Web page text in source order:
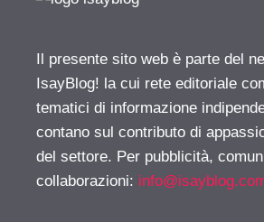
Il presente sito web è parte del
IsayBlog! la cui rete editoriale
tematici di informazione
contano sul contributo di
del settore. Per pubblicità,
collaborazioni: